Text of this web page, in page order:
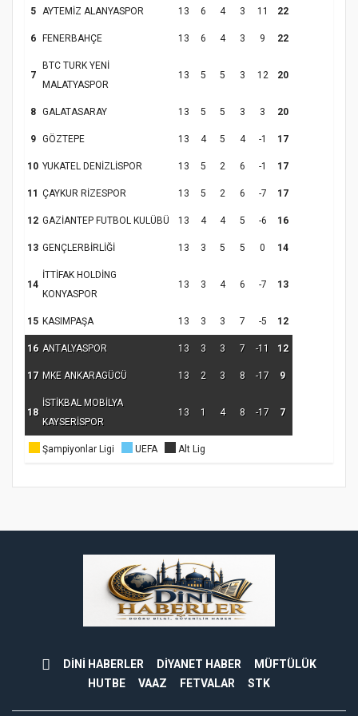
Samsun Atakum’da Yaz Kur’an Kursu
Kapanış Programı
Samsun Atakum’da Ayasofya Camii
Etkinliği
Türkiye’de insanlar dinle bağlarını
koparıyor mu?
5 AYTEMİZ ALANYASPOR 13 6 4 3 11 22
6 FENERBAHÇE 13 6 4 3 9 22
7
BTC TURK YENİ
MALATYASPOR
13 5 5 3 12 20
8 GALATASARAY 13 5 5 3 3 20
9 GÖZTEPE 13 4 5 4 -1 17
10 YUKATEL DENİZLİSPOR 13 5 2 6 -1 17
11 ÇAYKUR RİZESPOR 13 5 2 6 -7 17
12 GAZİANTEP FUTBOL KULÜBÜ 13 4 4 5 -6 16
13 GENÇLERBİRLİĞİ 13 3 5 5 0 14
14
İTTİFAK HOLDİNG
KONYASPOR
13 3 4 6 -7 13
15 KASIMPAŞA 13 3 3 7 -5 12
16 ANTALYASPOR 13 3 3 7 -11 12
17 MKE ANKARAGÜCÜ 13 2 3 8 -17 9
18
İSTİKBAL MOBİLYA
KAYSERİSPOR
13 1 4 8 -17 7
Şampiyonlar Ligi UEFA Alt Lig
DİNİ HABERLER DİYANET HABER
MÜFTÜLÜK
HUTBE
VAAZ FETVALAR STK